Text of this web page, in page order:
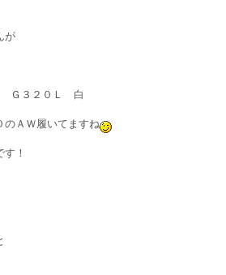
が
Ｇ３２０Ｌ 白
ＡＷ履いてますね
！